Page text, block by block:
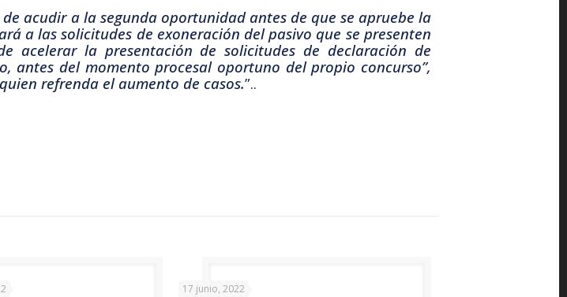
acudir a la segunda oportunidad antes de que se apruebe la
a las solicitudes de exoneración del pasivo que se presenten
acelerar la presentación de solicitudes de declaración de
antes del momento procesal oportuno del propio concurso”,
refrenda el aumento de casos.”..
17 junio, 2022